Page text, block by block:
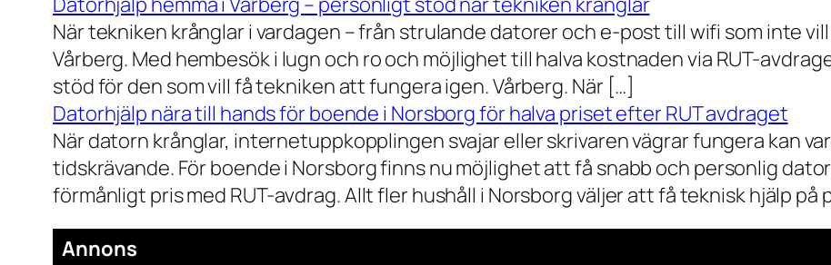
När tekniken krånglar i vardagen – från strulande datorer och e-post till wifi som inte
Vårberg. Med hembesök i lugn och ro och möjlighet till halva kostnaden via RUT-
stöd för den som vill få tekniken att fungera igen. Vårberg. När […]
Datorhjälp nära till hands för boende i Norsborg för halva priset efter RUT avdraget
När datorn krånglar, internetuppkopplingen svajar eller skrivaren vägrar fungera kan
tidskrävande. För boende i Norsborg finns nu möjlighet att få snabb och personlig
förmånligt pris med RUT-avdrag. Allt fler hushåll i Norsborg väljer att få teknisk hjälp på
Annons